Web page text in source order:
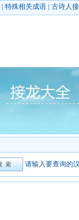
特殊相关成语 古诗人
请输入要查询的